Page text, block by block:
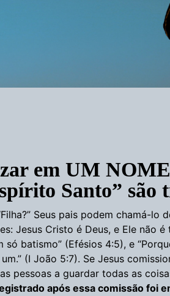
em UM
Santo” são
Seus pais podem chamá-lo
Jesus Cristo é Deus, e Ele não
só batismo” (Efésios 4:5), e
(I João 5:7). Se Jesus
pessoas a guardar todas as
após essa comissão foi